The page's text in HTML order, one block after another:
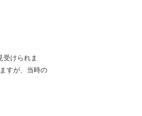
けられま
すが、当時の